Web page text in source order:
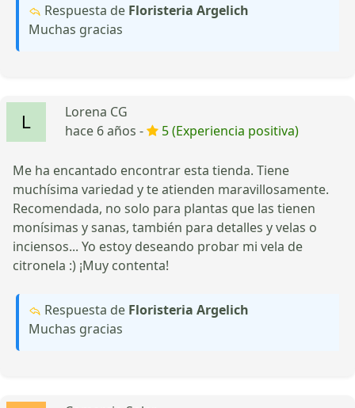
Respuesta de Floristeria Argelich
Muchas gracias
Lorena CG
hace 6 años -
5 (Experiencia positiva)
Me ha encantado encontrar esta tienda. Tiene
muchísima variedad y te atienden maravillosamente.
Recomendada, no solo para plantas que las tienen
monísimas y sanas, también para detalles y velas o
inciensos... Yo estoy deseando probar mi vela de
citronela :) ¡Muy contenta!
Respuesta de Floristeria Argelich
Muchas gracias